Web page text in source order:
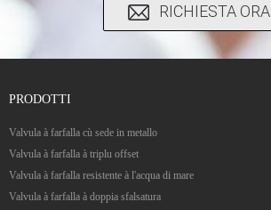
RICHIESTA ORA
PRODOTTI
Valvula à farfalla cù sede in metallo
Valvula à farfalla à triplu offset
Valvula à farfalla resistente à l'acqua di mare
Valvula à farfalla à doppia sfalsatura